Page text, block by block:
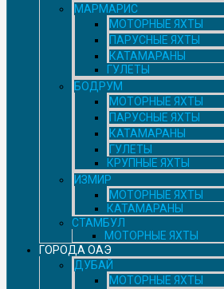
МАРМАРИС
МОТОРНЫЕ ЯХТЫ
ПАРУСНЫЕ ЯХТЫ
КАТАМАРАНЫ
ГУЛЕТЫ
БОДРУМ
МОТОРНЫЕ ЯХТЫ
ПАРУСНЫЕ ЯХТЫ
КАТАМАРАНЫ
ГУЛЕТЫ
КРУПНЫЕ ЯХТЫ
ИЗМИР
МОТОРНЫЕ ЯХТЫ
КАТАМАРАНЫ
СТАМБУЛ
МОТОРНЫЕ ЯХТЫ
ГОРОДА ОАЭ
ДУБАЙ
МОТОРНЫЕ ЯХТЫ